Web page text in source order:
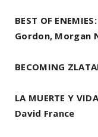
BEST OF
Gordon, Morgan
BECOMING
LA MUERTE Y
David France